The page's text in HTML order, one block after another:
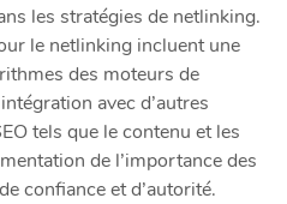
les stratégies de netlinking.
le netlinking incluent une
des moteurs de
avec d’autres
tels que le contenu et les
de l’importance des
confiance et d’autorité.